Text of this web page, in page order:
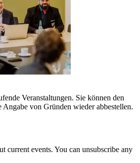
Veranstaltungen. Sie können den
Angabe von Gründen wieder abbestellen.
current events. You can unsubscribe any